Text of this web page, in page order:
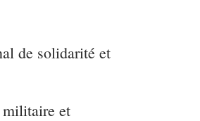
de solidarité et
militaire et